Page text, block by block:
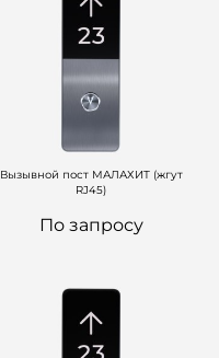
Вызывной пост МАЛАХИТ (жгут
RJ45)
По запросу